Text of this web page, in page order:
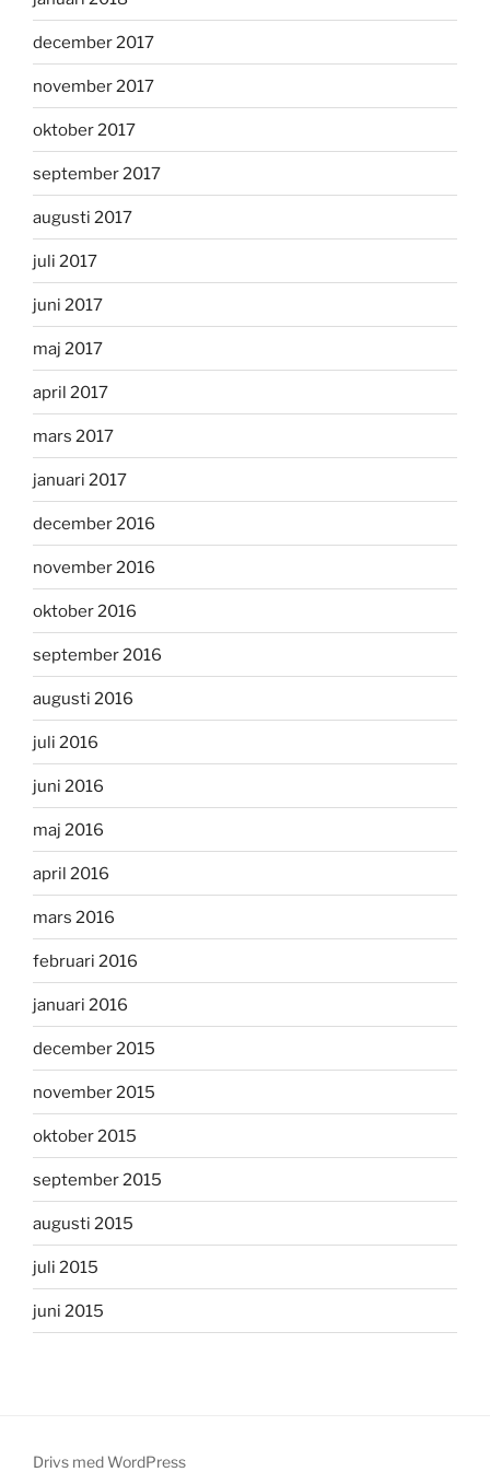
december 2017
november 2017
oktober 2017
september 2017
augusti 2017
juli 2017
juni 2017
maj 2017
april 2017
mars 2017
januari 2017
december 2016
november 2016
oktober 2016
september 2016
augusti 2016
juli 2016
juni 2016
maj 2016
april 2016
mars 2016
februari 2016
januari 2016
december 2015
november 2015
oktober 2015
september 2015
augusti 2015
juli 2015
juni 2015
Drivs med WordPress